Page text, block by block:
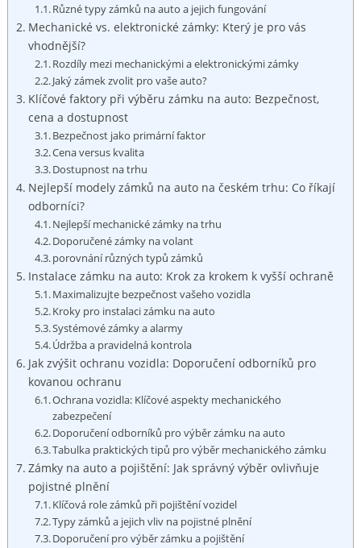
Různé typy zámků na auto a jejich fungování
Mechanické vs. elektronické zámky: Který je pro vás
vhodnější?
Rozdíly mezi mechanickými a elektronickými zámky
Jaký zámek zvolit pro vaše auto?
Klíčové faktory při výběru zámku na auto: Bezpečnost,
cena a dostupnost
Bezpečnost jako primární faktor
Cena versus kvalita
Dostupnost na trhu
Nejlepší modely zámků na auto na českém trhu: Co říkají
odborníci?
Nejlepší mechanické zámky na trhu
Doporučené zámky na volant
porovnání různých typů zámků
Instalace zámku na auto: Krok za krokem k vyšší ochraně
Maximalizujte bezpečnost vašeho vozidla
Kroky pro instalaci zámku na auto
Systémové zámky a alarmy
Údržba a pravidelná kontrola
Jak zvýšit ochranu vozidla: Doporučení odborníků pro
kovanou ochranu
Ochrana vozidla: Klíčové aspekty mechanického
zabezpečení
Doporučení odborníků pro výběr zámku na auto
Tabulka praktických tipů pro výběr mechanického zámku
Zámky na auto a pojištění: Jak správný výběr ovlivňuje
pojistné plnění
Klíčová role zámků při pojištění vozidel
Typy zámků a jejich vliv na pojistné plnění
Doporučení pro výběr zámku a pojištění